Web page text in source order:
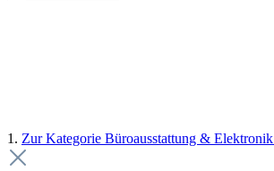
1. Zur Kategorie Büroausstattung & Elektronik